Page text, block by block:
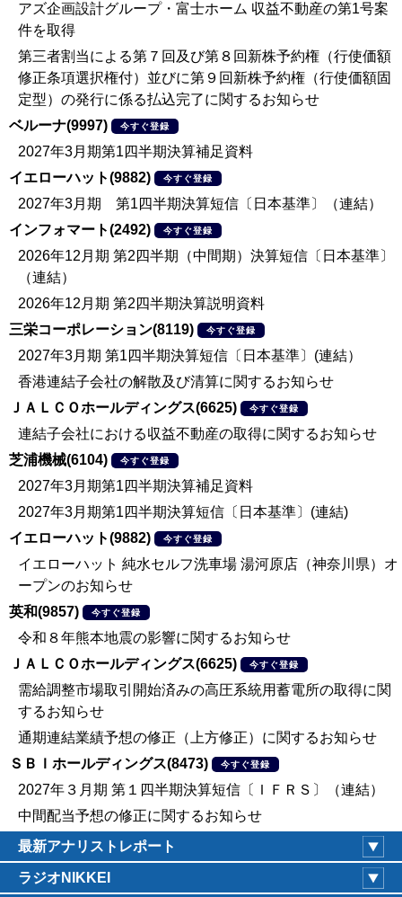
アズ企画設計グループ・富士ホーム 収益不動産の第1号案
件を取得
第三者割当による第７回及び第８回新株予約権（行使価額
修正条項選択権付）並びに第９回新株予約権（行使価額固
定型）の発行に係る払込完了に関するお知らせ
ベルーナ(9997)
今すぐ登録
2027年3月期第1四半期決算補足資料
イエローハット(9882)
今すぐ登録
2027年3月期 第1四半期決算短信〔日本基準〕（連結）
インフォマート(2492)
今すぐ登録
2026年12月期 第2四半期（中間期）決算短信〔日本基準〕
（連結）
2026年12月期 第2四半期決算説明資料
三栄コーポレーション(8119)
今すぐ登録
2027年3月期 第1四半期決算短信〔日本基準〕(連結）
香港連結子会社の解散及び清算に関するお知らせ
ＪＡＬＣＯホールディングス(6625)
今すぐ登録
連結子会社における収益不動産の取得に関するお知らせ
芝浦機械(6104)
今すぐ登録
2027年3月期第1四半期決算補足資料
2027年3月期第1四半期決算短信〔日本基準〕(連結)
イエローハット(9882)
今すぐ登録
イエローハット 純水セルフ洗車場 湯河原店（神奈川県）オ
ープンのお知らせ
英和(9857)
今すぐ登録
令和８年熊本地震の影響に関するお知らせ
ＪＡＬＣＯホールディングス(6625)
今すぐ登録
需給調整市場取引開始済みの高圧系統用蓄電所の取得に関
するお知らせ
通期連結業績予想の修正（上方修正）に関するお知らせ
ＳＢＩホールディングス(8473)
今すぐ登録
2027年３月期 第１四半期決算短信〔ＩＦＲＳ〕（連結）
中間配当予想の修正に関するお知らせ
最新アナリストレポート
ラジオNIKKEI